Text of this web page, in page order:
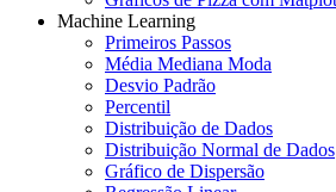
Machine Learning
Primeiros Passos
Média Mediana Moda
Desvio Padrão
Percentil
Distribuição de Dados
Distribuição Normal de Dados
Gráfico de Dispersão